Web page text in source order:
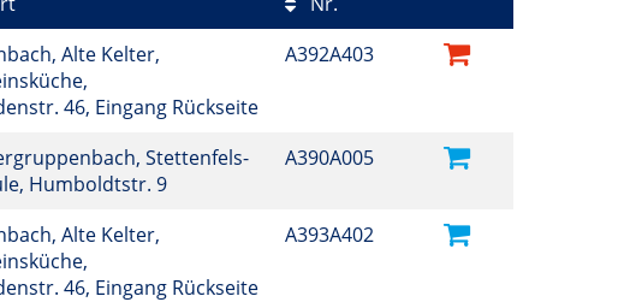
Alte Kelter,
46, Eingang Rückseite
A392A403
Stettenfels-
Humboldtstr. 9
A390A005
Alte Kelter,
46, Eingang Rückseite
A393A402